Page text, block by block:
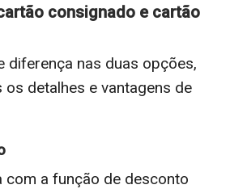
consignado e cartão
diferença nas duas opções,
detalhes e vantagens de
com a função de desconto